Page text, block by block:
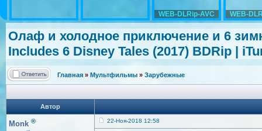
WEB-DLRip-AVC WEB-
Олаф и холодное приключение и 6
Includes 6 Disney Tales (2017) BDRip |
Главная » Мультфильмы » Зарубежные
Автор
Monk ® 22-Ноя-2018 12:58